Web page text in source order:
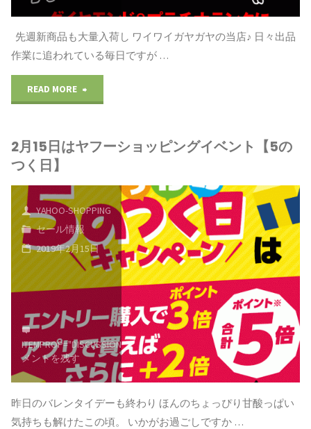
先週新商品も大量入荷し ワイワイガヤガヤの当店♪ 日々出品
作業に追われている毎日ですが …
READ MORE
17
は
【買
う！
買
う！
サ
ン
デ
2月15日はヤフーショッピングイベント【5の
つく日】
YAHOO-SHOPPING
セール情報
2019年2月15日
ITEMPROP="DISCUSSIONURL"コ
メントを残す
昨日のバレンタイデーも終わり ほんのちょっぴり甘酸っぱい
気持ちも解けたこの頃。 いかがお過ごしですか …